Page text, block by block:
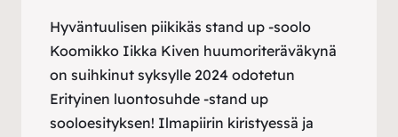
Hyväntuulisen piikikäs stand up -soolo
Koomikko Iikka Kiven huumoriteräväkynä
on suihkinut syksylle 2024 odotetun
Erityinen luontosuhde -stand up
sooloesityksen! Ilmapiirin kiristyessä ja